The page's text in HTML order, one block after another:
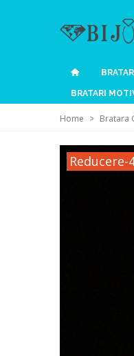
BRATARI
Home > Bratara
Reducere-